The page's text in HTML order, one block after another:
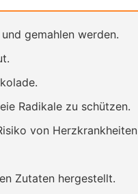
gemahlen werden.
Radikale zu schützen.
von Herzkrankheiten
Zutaten hergestellt.